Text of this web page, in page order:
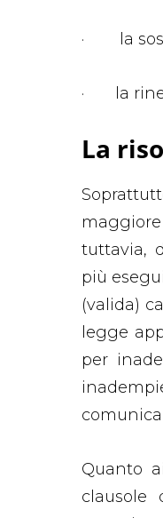
· la
· la
La
tuttavia,
più
(valida)
legge
per
Quanto
clausole